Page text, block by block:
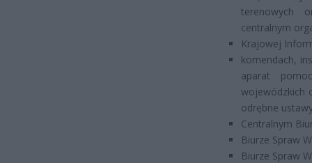
terenowych
centralnym
Krajowej
komendach,
aparat
wojewódzkich
odrębne
Centralnym
Biurze Spraw
Biurze Spraw